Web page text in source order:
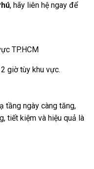
, hãy liên hệ ngay để
TP.HCM
giờ tùy khu vực.
tầng ngày càng tăng,
tiết kiệm và hiệu quả là